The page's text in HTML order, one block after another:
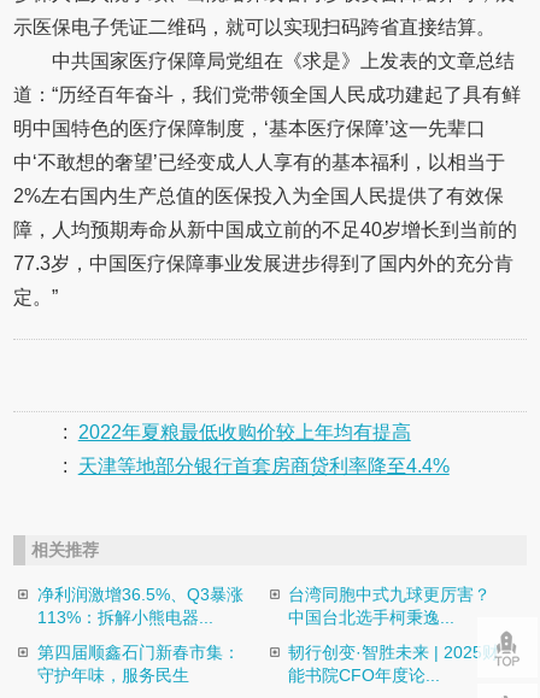
示医保电子凭证二维码，就可以实现扫码跨省直接结算。
中共国家医疗保障局党组在《求是》上发表的文章总结
道：“历经百年奋斗，我们党带领全国人民成功建起了具有鲜
明中国特色的医疗保障制度，‘基本医疗保障’这一先辈口
中‘不敢想的奢望’已经变成人人享有的基本福利，以相当于
2%左右国内生产总值的医保投入为全国人民提供了有效保
障，人均预期寿命从新中国成立前的不足40岁增长到当前的
77.3岁，中国医疗保障事业发展进步得到了国内外的充分肯
定。”
:
2022年夏粮最低收购价较上年均有提高
:
天津等地部分银行首套房商贷利率降至4.4%
相关推荐
净利润激增36.5%、Q3暴涨
113%：拆解小熊电器...
台湾同胞中式九球更厉害？
中国台北选手柯秉逸...
第四届顺鑫石门新春市集：
守护年味，服务民生
韧行创变·智胜未来 | 2025财
能书院CFO年度论...